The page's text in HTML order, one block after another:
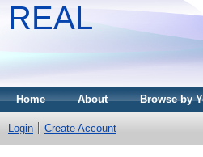
REAL
Home About Browse by
Login Create Account